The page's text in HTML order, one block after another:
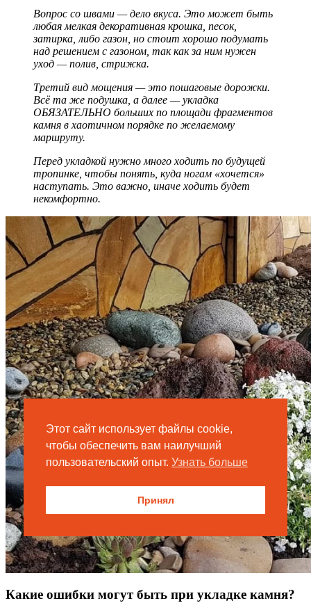
Вопрос со швами — дело вкуса. Это может быть
любая мелкая декоративная крошка, песок,
затирка, либо газон, но стоит хорошо подумать
над решением с газоном, так как за ним нужен
уход — полив, стрижка.
Третий вид мощения — это пошаговые дорожки.
Всё та же подушка, а далее — укладка
ОБЯЗАТЕЛЬНО больших по площади фрагментов
камня в хаотичном порядке по желаемому
маршруту.
Перед укладкой нужно много ходить по будущей
тропинке, чтобы понять, куда ногам «хочется»
наступать. Это важно, иначе ходить будет
некомфортно.
Какие ошибки могут быть при укладке камня?
Этот сайт использует файлы cookie,
чтобы обеспечить вам наилучший
пользовательский опыт. Узнать больше
Принял